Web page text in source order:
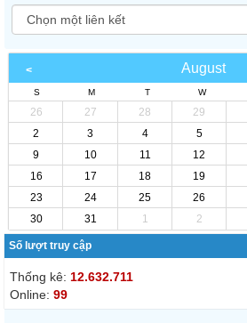
August
S M T W
26 27 28 29
2
3 4 5
9
10 11 12
16
17 18 19
23
24 25 26
30
31 1 2
Số lượt truy cập
Thống kê: 12.632.711
Online: 99